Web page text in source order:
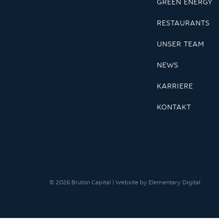
GREEN ENERGY
RESTAURANTS
UNSER TEAM
NEWS
KARRIERE
KONTAKT
© 2026 Bruton Capital | Website by Elementary Digital